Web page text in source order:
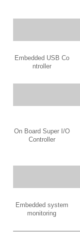
Embedded USB Co
ntroller
On Board Super I/O
Controller
Embedded system
monitoring